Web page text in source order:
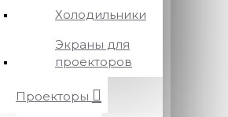
Холодильники
Экраны для
проекторов
Проекторы